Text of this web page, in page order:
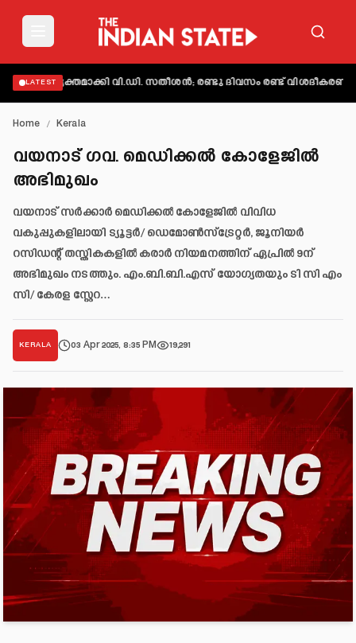
LATEST
വ്യക്തമാക്കി വി.ഡി. സതീശൻ; രണ്ടു ദിവസം രണ്ട്
Home / Kerala
വയനാട് ഗവ. മെഡിക്കൽ കോളേജിൽ
അഭിമുഖം
വയനാട് സർക്കാർ മെഡിക്കൽ കോളേജിൽ വിവിധ
വകുപ്പുകളിലായി ട്യൂട്ടർ/ ഡെമോൺസ്ട്രേറ്റർ, ജൂനിയർ
റസിഡന്റ് തസ്തികകളിൽ കരാർ നിയമനത്തിന് ഏപ്രിൽ 9ന്
അഭിമുഖം നടത്തും. എം.ബി.ബി.എസ് യോഗ്യതയും ടി സി എം
സി/ കേരള സ്റ്റേറ…
KERALA 03 Apr 2025, 8:35 PM 19,291